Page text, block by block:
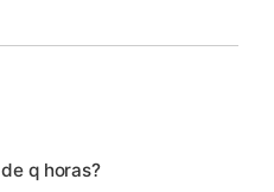
q horas?